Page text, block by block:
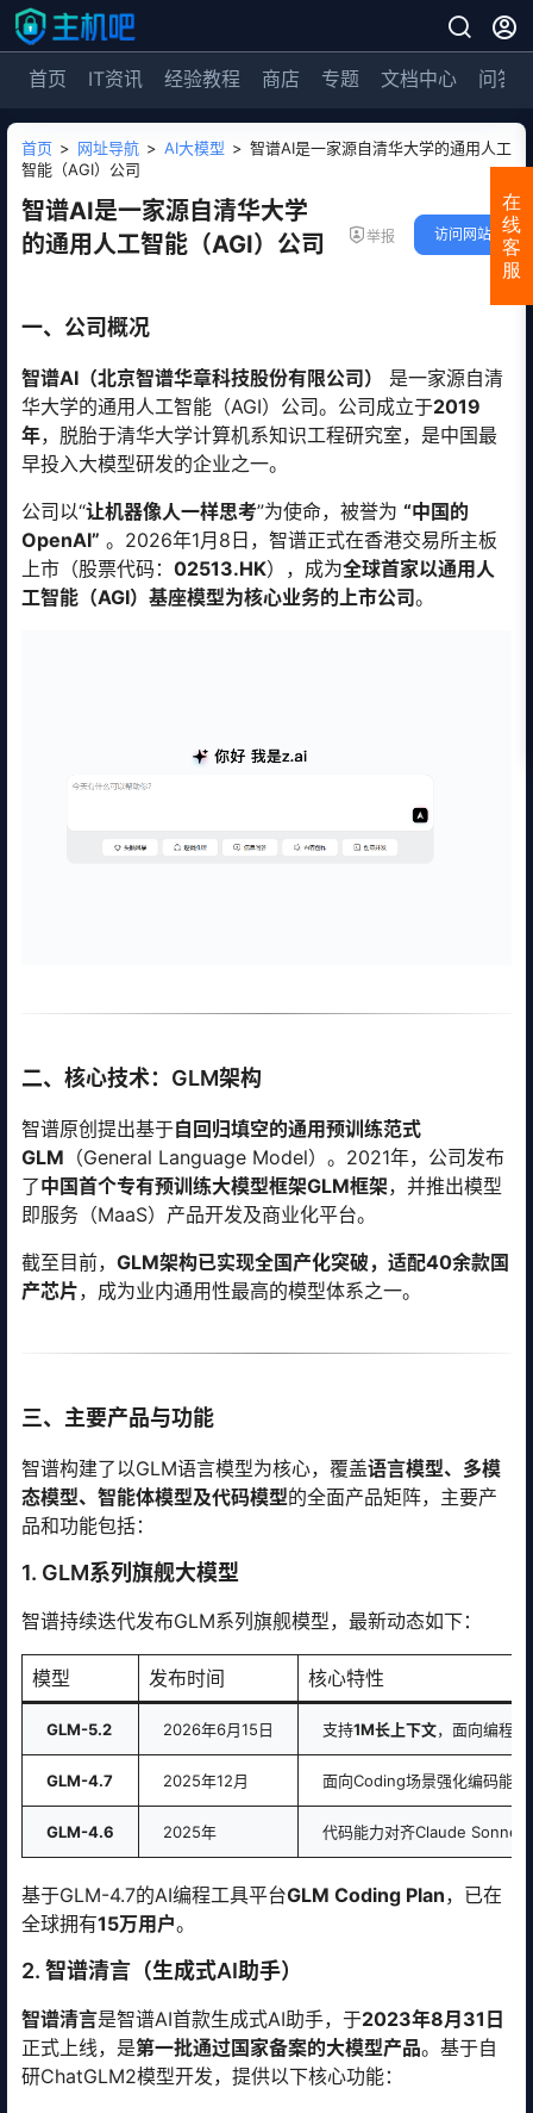
首页 IT资讯 经验教程 商店 专题 文档中心 问答
首页 > 网址导航 > AI大模型 > 智谱AI是一家源自清华大学的通用人工
智能（AGI）公司
智谱AI是一家源自清华大学
的通用人工智能（AGI）公司
举报 访问网站
一、公司概况
智谱AI（北京智谱华章科技股份有限公司）
是一家源自清
华大学的通用人工智能（AGI）公司。公司成立于2019
年，脱胎于清华大学计算机系知识工程研究室，是中国最
早投入大模型研发的企业之一。
公司以“让机器像人一样思考”为使命，被誉为 “中国的
OpenAI” 。2026年1月8日，智谱正式在香港交易所主板
上市（股票代码： 02513.HK），成为全球首家以通用人
工智能（AGI）基座模型为核心业务的上市公司。
二、核心技术：GLM架构
智谱原创提出基于自回归填空的通用预训练范式
GLM （General Language Model）。2021年，公司发布
了中国首个专有预训练大模型框架GLM框架，并推出模型
即服务（MaaS）产品开发及商业化平台。
截至目前， GLM架构已实现全国产化突破，适配40余款国
产芯片，成为业内通用性最高的模型体系之一。
三、主要产品与功能
智谱构建了以GLM语言模型为核心，覆盖语言模型、多模
态模型、智能体模型及代码模型的全面产品矩阵，主要产
品和功能包括：
1. GLM系列旗舰大模型
智谱持续迭代发布GLM系列旗舰模型，最新动态如下：
模型 发布时间 核心特性
GLM-5.2 2026年6月15日 支持1M长上下文，面向编程
GLM-4.7 2025年12月 面向Coding场景强化编码能
GLM-4.6 2025年 代码能力对齐Claude Sonnet
基于GLM-4.7的AI编程工具平台GLM Coding Plan，已在
全球拥有15万用户。
2. 智谱清言（生成式AI助手）
智谱清言是智谱AI首款生成式AI助手，于2023年8月31日
正式上线，是第一批通过国家备案的大模型产品。基于自
研ChatGLM2模型开发，提供以下核心功能：
在
线
客
服